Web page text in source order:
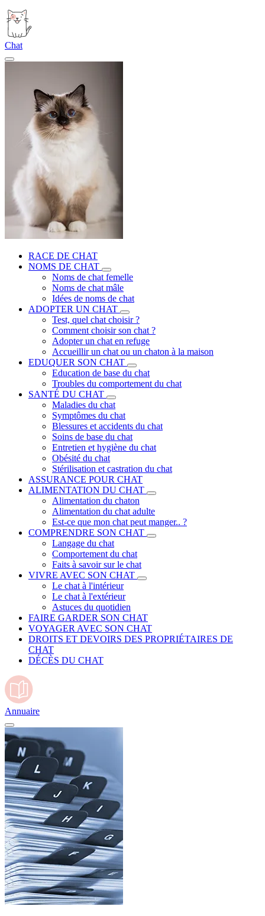
Chat
RACE DE CHAT
NOMS DE CHAT
Noms de chat femelle
Noms de chat mâle
Idées de noms de chat
ADOPTER UN CHAT
Test, quel chat choisir ?
Comment choisir son chat ?
Adopter un chat en refuge
Accueillir un chat ou un chaton à la maison
EDUQUER SON CHAT
Education de base du chat
Troubles du comportement du chat
SANTÉ DU CHAT
Maladies du chat
Symptômes du chat
Blessures et accidents du chat
Soins de base du chat
Entretien et hygiène du chat
Obésité du chat
Stérilisation et castration du chat
ASSURANCE POUR CHAT
ALIMENTATION DU CHAT
Alimentation du chaton
Alimentation du chat adulte
Est-ce que mon chat peut manger.. ?
COMPRENDRE SON CHAT
Langage du chat
Comportement du chat
Faits à savoir sur le chat
VIVRE AVEC SON CHAT
Le chat à l'intérieur
Le chat à l'extérieur
Astuces du quotidien
FAIRE GARDER SON CHAT
VOYAGER AVEC SON CHAT
DROITS ET DEVOIRS DES PROPRIÉTAIRES DE
CHAT
DÉCÈS DU CHAT
Annuaire